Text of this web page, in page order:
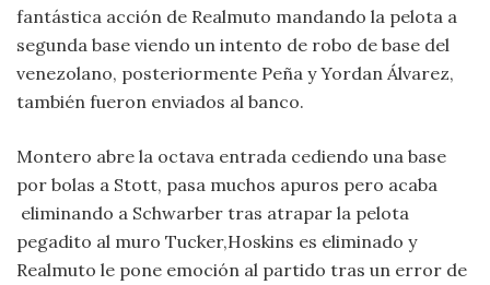
fantástica acción de Realmuto mandando la pelota a
segunda base viendo un intento de robo de base del
venezolano, posteriormente Peña y Yordan Álvarez,
también fueron enviados al banco.
Montero abre la octava entrada cediendo una base
por bolas a Stott, pasa muchos apuros pero acaba
eliminando a Schwarber tras atrapar la pelota
pegadito al muro Tucker,Hoskins es eliminado y
Realmuto le pone emoción al partido tras un error de